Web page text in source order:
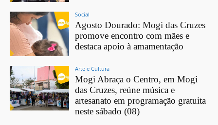
Social
Agosto Dourado: Mogi das Cruzes
promove encontro com mães e
destaca apoio à amamentação
Arte e Cultura
Mogi Abraça o Centro, em Mogi
das Cruzes, reúne música e
artesanato em programação gratuita
neste sábado (08)